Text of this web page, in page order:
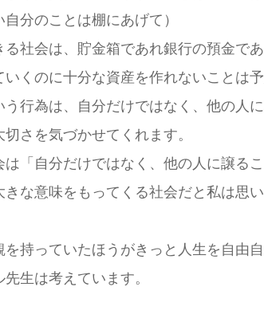
分のことは棚にあげて）
る社会は、貯金箱であれ銀行の預金で
くのに十分な資産を作れないことは予
う行為は、自分だけではなく、他の人
さを気づかせてくれます。
「自分だけではなく、他の人に譲る
な意味をもってくる社会だと私は思い
持っていたほうがきっと人生を自由自
生は考えています。